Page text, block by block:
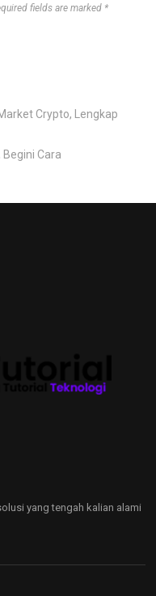
fields are marked *
Crypto, Lengkap
Cara
yang tengah kalian alami